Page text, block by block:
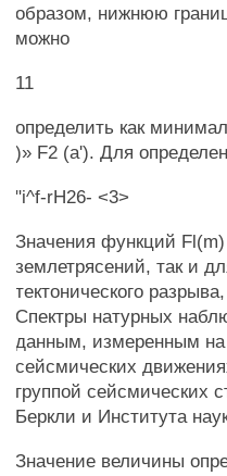
образом, нижнюю
можно
11
определить как
)» F2 (а'). Для
"i^f-rH26- <3>
Значения функций
землетрясений, так и
тектонического
Спектры натурных
данным, измеренным
сейсмических
группой сейсмических
Беркли и Института
Значение величины